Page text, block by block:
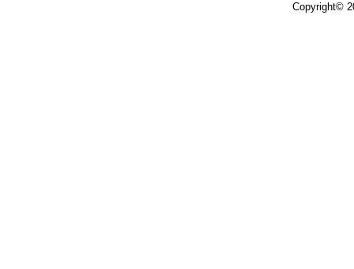
Copyright©